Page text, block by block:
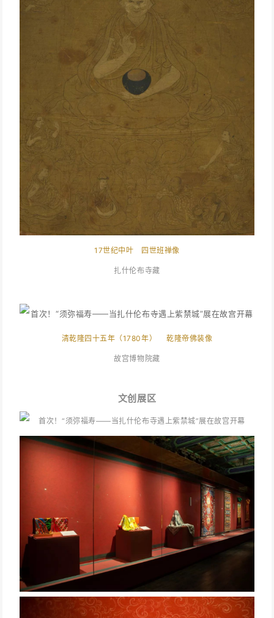
17世纪中叶 四世班禅像
扎什伦布寺藏
清乾隆四十五年（1780年） 乾隆帝佛装像
故宫博物院藏
文创展区